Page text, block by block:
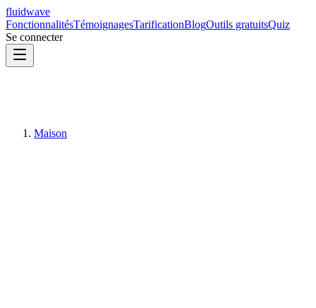
fluidwave
FonctionnalitésTémoignagesTarificationBlogOutils gratuitsQuiz
Se connecter
Maison